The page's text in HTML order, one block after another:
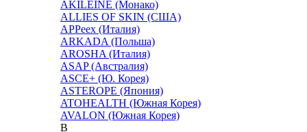
AKILEINE (Монако)
ALLIES OF SKIN (США)
APPeex (Италия)
ARKADA (Польша)
AROSHA (Италия)
ASAP (Австралия)
ASCE+ (Ю. Корея)
ASTEROPE (Япония)
ATOHEALTH (Южная Корея)
AVALON (Южная Корея)
B